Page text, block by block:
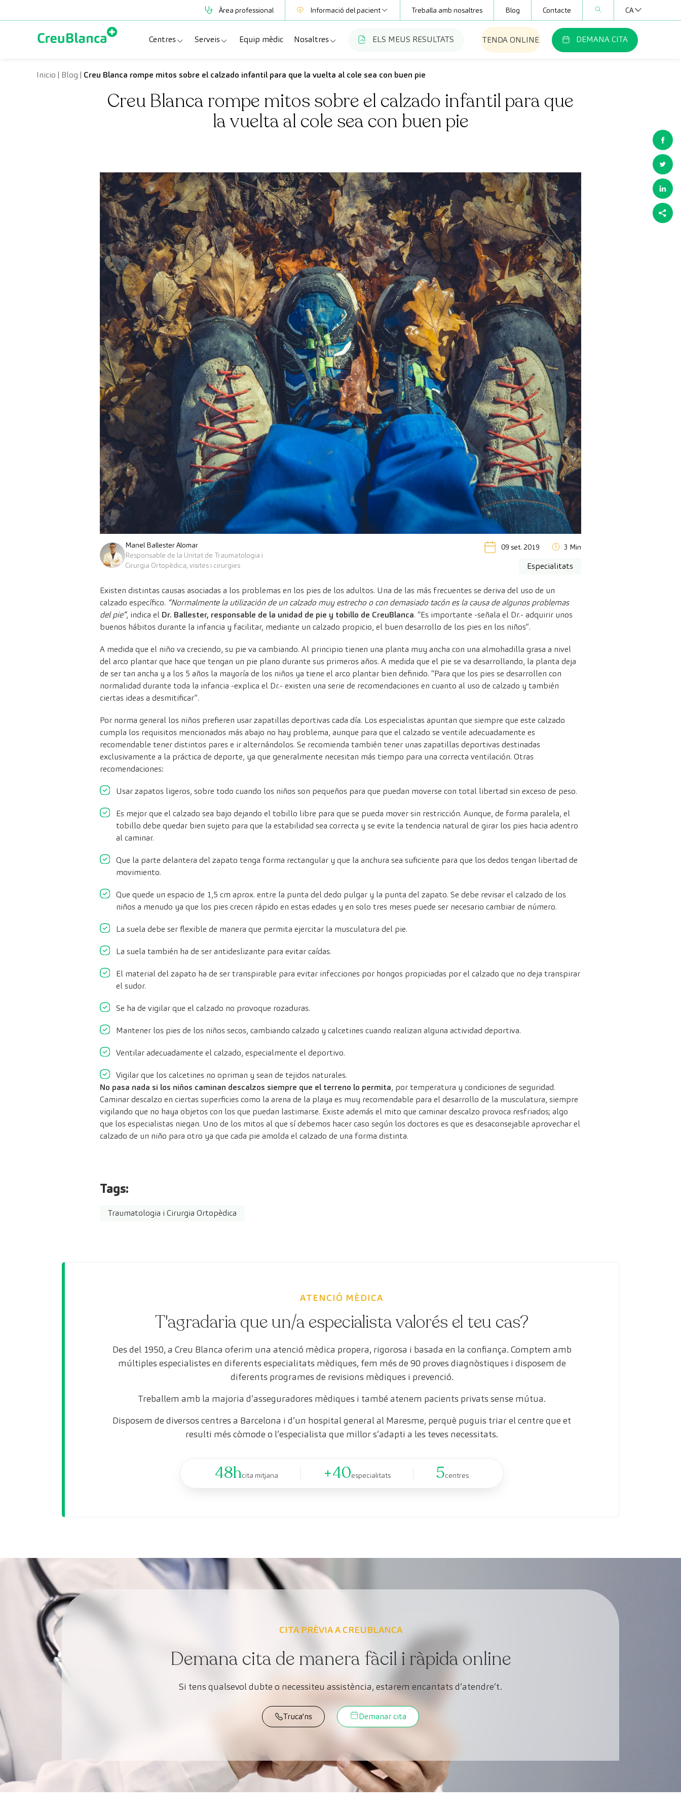
Àrea professional Informació del pacient
Mútues
Club CreuBlanca
Treballa amb nosaltres Blog Contacte CA
Centres
Clínica CreuBlanca
CreuBlanca Tarradellas
Diagnosis Médica
Centres Aragó
Serveis
Especialitats
Proves diagnòstiques
Revisions mèdiques
Equip mèdic Nosaltres
Qui som
Treballa amb nosaltres
Blog
Preguntes freqüents
ELS MEUS RESULTATS TENDA ONLINE DEMANA CITA
Inicio | Blog | Creu Blanca rompe mitos sobre el calzado infantil para que la vuelta al cole sea con buen pie
Creu Blanca rompe mitos sobre el calzado infantil para que
la vuelta al cole sea con buen pie
Manel Ballester Alomar
Responsable de la Unitat de Traumatologia i
Cirurgia Ortopèdica, visites i cirurgies
09 set. 2019 3 Min
Especialitats
Existen distintas causas asociadas a los problemas en los pies de los adultos. Una de las más frecuentes se deriva del uso de un
calzado específico. “Normalmente la utilización de un calzado muy estrecho o con demasiado tacón es la causa de algunos problemas
del pie”, indica el Dr. Ballester, responsable de la unidad de pie y tobillo de CreuBlanca. “Es importante -señala el Dr.- adquirir unos
buenos hábitos durante la infancia y facilitar, mediante un calzado propicio, el buen desarrollo de los pies en los niños”.
A medida que el niño va creciendo, su pie va cambiando. Al principio tienen una planta muy ancha con una almohadilla grasa a nivel
del arco plantar que hace que tengan un pie plano durante sus primeros años. A medida que el pie se va desarrollando, la planta deja
de ser tan ancha y a los 5 años la mayoría de los niños ya tiene el arco plantar bien definido. “Para que los pies se desarrollen con
normalidad durante toda la infancia -explica el Dr.- existen una serie de recomendaciones en cuanto al uso de calzado y también
ciertas ideas a desmitificar”.
Por norma general los niños prefieren usar zapatillas deportivas cada día. Los especialistas apuntan que siempre que este calzado
cumpla los requisitos mencionados más abajo no hay problema, aunque para que el calzado se ventile adecuadamente es
recomendable tener distintos pares e ir alternándolos. Se recomienda también tener unas zapatillas deportivas destinadas
exclusivamente a la práctica de deporte, ya que generalmente necesitan más tiempo para una correcta ventilación. Otras
recomendaciones:
Usar zapatos ligeros, sobre todo cuando los niños son pequeños para que puedan moverse con total libertad sin exceso de peso.
Es mejor que el calzado sea bajo dejando el tobillo libre para que se pueda mover sin restricción. Aunque, de forma paralela, el
tobillo debe quedar bien sujeto para que la estabilidad sea correcta y se evite la tendencia natural de girar los pies hacia adentro
al caminar.
Que la parte delantera del zapato tenga forma rectangular y que la anchura sea suficiente para que los dedos tengan libertad de
movimiento.
Que quede un espacio de 1,5 cm aprox. entre la punta del dedo pulgar y la punta del zapato. Se debe revisar el calzado de los
niños a menudo ya que los pies crecen rápido en estas edades y en solo tres meses puede ser necesario cambiar de número.
La suela debe ser flexible de manera que permita ejercitar la musculatura del pie.
La suela también ha de ser antideslizante para evitar caídas.
El material del zapato ha de ser transpirable para evitar infecciones por hongos propiciadas por el calzado que no deja transpirar
el sudor.
Se ha de vigilar que el calzado no provoque rozaduras.
Mantener los pies de los niños secos, cambiando calzado y calcetines cuando realizan alguna actividad deportiva.
Ventilar adecuadamente el calzado, especialmente el deportivo.
Vigilar que los calcetines no opriman y sean de tejidos naturales.
No pasa nada si los niños caminan descalzos siempre que el terreno lo permita, por temperatura y condiciones de seguridad.
Caminar descalzo en ciertas superficies como la arena de la playa es muy recomendable para el desarrollo de la musculatura, siempre
vigilando que no haya objetos con los que puedan lastimarse. Existe además el mito que caminar descalzo provoca resfriados; algo
que los especialistas niegan. Uno de los mitos al que sí debemos hacer caso según los doctores es que es desaconsejable aprovechar el
calzado de un niño para otro ya que cada pie amolda el calzado de una forma distinta.
Tags:
Traumatologia i Cirurgia Ortopèdica
ATENCIÓ MÈDICA
T'agradaria que un/a especialista valorés el teu cas?
Des del 1950, a Creu Blanca oferim una atenció mèdica propera, rigorosa i basada en la confiança. Comptem amb
múltiples especialistes en diferents especialitats mèdiques, fem més de 90 proves diagnòstiques i disposem de
diferents programes de revisions mèdiques i prevenció.
Treballem amb la majoria d’asseguradores mèdiques i també atenem pacients privats sense mútua.
Disposem de diversos centres a Barcelona i d’un hospital general al Maresme, perquè puguis triar el centre que et
resulti més còmode o l’especialista que millor s’adapti a les teves necessitats.
48hcita mitjana +40especialitats 5centres
CITA PRÈVIA A CREUBLANCA
Demana cita de manera fàcil i ràpida online
Si tens qualsevol dubte o necessiteu assistència, estarem encantats d’atendre’t.
Truca'ns Demanar cita